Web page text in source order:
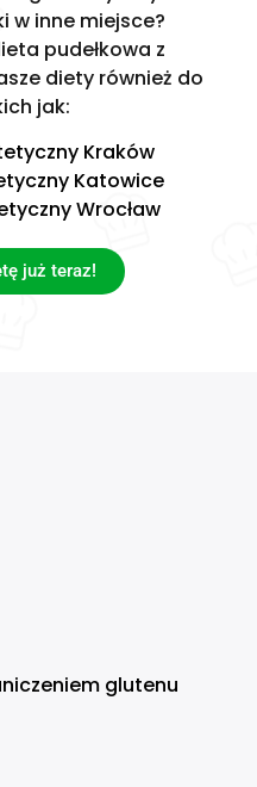
w inne miejsce?
pudełkowa z
diety również do
jak:
Kraków
Katowice
Wrocław
już teraz!
glutenu